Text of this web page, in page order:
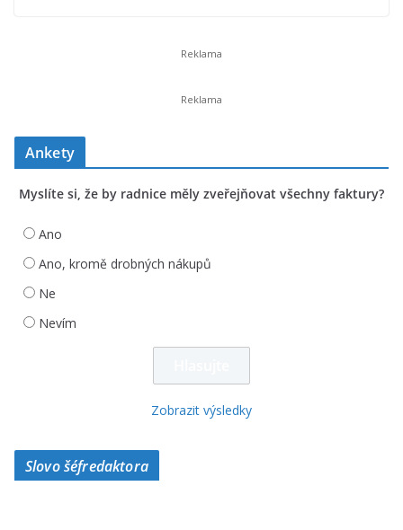
Ankety
Myslíte si, že by radnice měly zveřejňovat všechny faktury?
Ano
Ano, kromě drobných nákupů
Ne
Nevím
Zobrazit výsledky
Slovo šéfredaktora